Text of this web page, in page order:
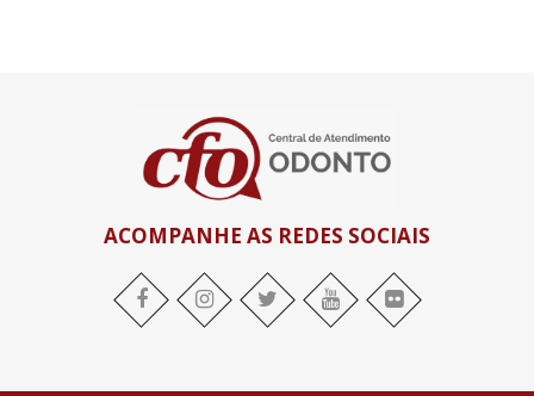
ACOMPANHE AS REDES SOCIAIS
facebook Instagram twitter youtube flickr